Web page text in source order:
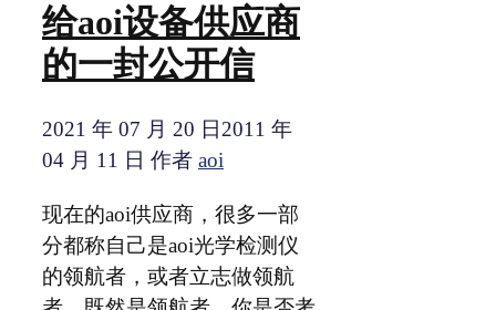
给aoi设备供应商
的一封公开信
2021 年 07 月 20 日2011 年
04 月 11 日 作者 aoi
现在的aoi供应商，很多一部
分都称自己是aoi光学检测仪
的领航者，或者立志做领航